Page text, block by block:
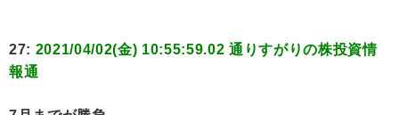
27: 2021/04/02(金) 10:55:59.02 通りすがりの株投資情
報通